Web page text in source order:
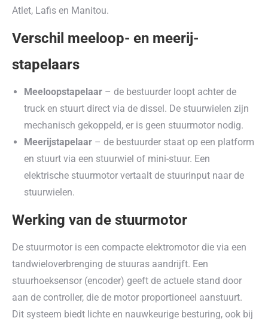
Atlet, Lafis en Manitou.
Verschil meeloop- en meerij-
stapelaars
Meeloopstapelaar – de bestuurder loopt achter de
truck en stuurt direct via de dissel. De stuurwielen zijn
mechanisch gekoppeld, er is geen stuurmotor nodig.
Meerijstapelaar – de bestuurder staat op een platform
en stuurt via een stuurwiel of mini-stuur. Een
elektrische stuurmotor vertaalt de stuurinput naar de
stuurwielen.
Werking van de stuurmotor
De stuurmotor is een compacte elektromotor die via een
tandwieloverbrenging de stuuras aandrijft. Een
stuurhoeksensor (encoder) geeft de actuele stand door
aan de controller, die de motor proportioneel aanstuurt.
Dit systeem biedt lichte en nauwkeurige besturing, ook bij